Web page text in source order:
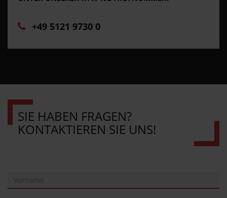
+49 5121 9730 0
SIE HABEN FRAGEN?
KONTAKTIEREN SIE UNS!